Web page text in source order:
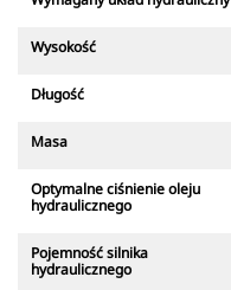
Wysokość
Długość
Masa
Optymalne ciśnienie oleju
hydraulicznego
Pojemność silnika
hydraulicznego